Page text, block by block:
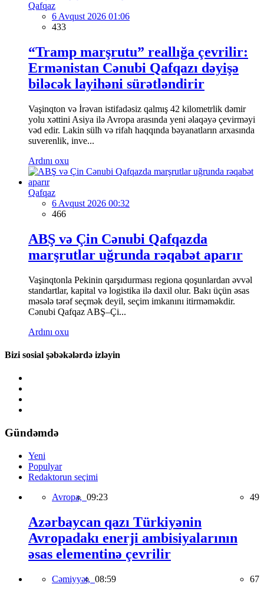
Qafqaz
6 Avqust 2026 01:06
433
“Tramp marşrutu” reallığa çevrilir:
Ermənistan Cənubi Qafqazı dəyişə
biləcək layihəni sürətləndirir
Vaşinqton və İrəvan istifadəsiz qalmış 42 kilometrlik dəmir
yolu xəttini Asiya ilə Avropa arasında yeni əlaqəyə çevirməyi
vəd edir. Lakin sülh və rifah haqqında bəyanatların arxasında
suverenlik, inve...
Ardını oxu
Qafqaz
6 Avqust 2026 00:32
466
ABŞ və Çin Cənubi Qafqazda
marşrutlar uğrunda rəqabət aparır
Vaşinqtonla Pekinin qarşıdurması regiona qoşunlardan əvvəl
standartlar, kapital və logistika ilə daxil olur. Bakı üçün əsas
məsələ tərəf seçmək deyil, seçim imkanını itirməməkdir.
Cənubi Qafqaz ABŞ–Çi...
Ardını oxu
Bizi sosial şəbəkələrdə izləyin
Gündəmdə
Yeni
Populyar
Redaktorun seçimi
Avropa, 09:23 49
Azərbaycan qazı Türkiyənin
Avropadakı enerji ambisiyalarının
əsas elementinə çevrilir
Cəmiyyət, 08:59 67